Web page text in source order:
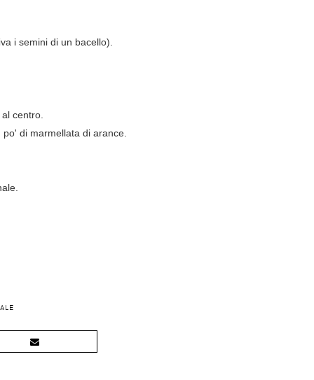
i semini di un bacello).
centro.
di marmellata di arance.